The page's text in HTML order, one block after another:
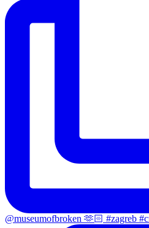
@museumofbroken 🫶🏻 #zagreb